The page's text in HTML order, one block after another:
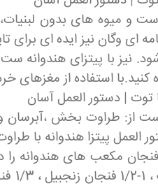
و میوه های بدون
ای وگان نیز ایده ای
نیز با پیتزای هندوانه
استفاده از مغزهای
توت | دستور العمل آسان
از: طراوت بخش
پیتزا هندوانه با